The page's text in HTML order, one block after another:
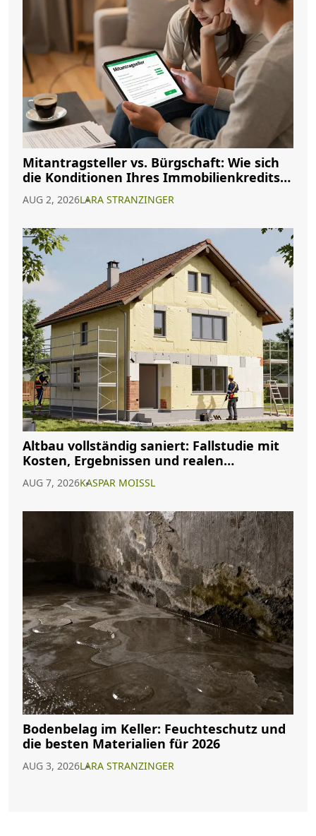
Mitantragsteller vs. Bürgschaft: Wie sich
die Konditionen Ihres Immobilienkredits
AUG 2, 2026LARA STRANZINGER
Altbau vollständig saniert: Fallstudie mit
Kosten, Ergebnissen und realen
AUG 7, 2026KASPAR MOISSL
Bodenbelag im Keller: Feuchteschutz und
die besten Materialien für 2026
AUG 3, 2026LARA STRANZINGER